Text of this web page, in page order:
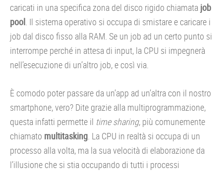
caricati in una specifica zona del disco rigido chiamata job
pool. Il sistema operativo si occupa di smistare e caricare i
job dal disco fisso alla RAM. Se un job ad un certo punto si
interrompe perché in attesa di input, la CPU si impegnerà
nell’esecuzione di un’altro job, e così via.
È comodo poter passare da un’app ad un’altra con il nostro
smartphone, vero? Dite grazie alla multiprogrammazione,
questa infatti permette il time sharing, più comunemente
chiamato multitasking. La CPU in realtà si occupa di un
processo alla volta, ma la sua velocità di elaborazione da
l’illusione che si stia occupando di tutti i processi